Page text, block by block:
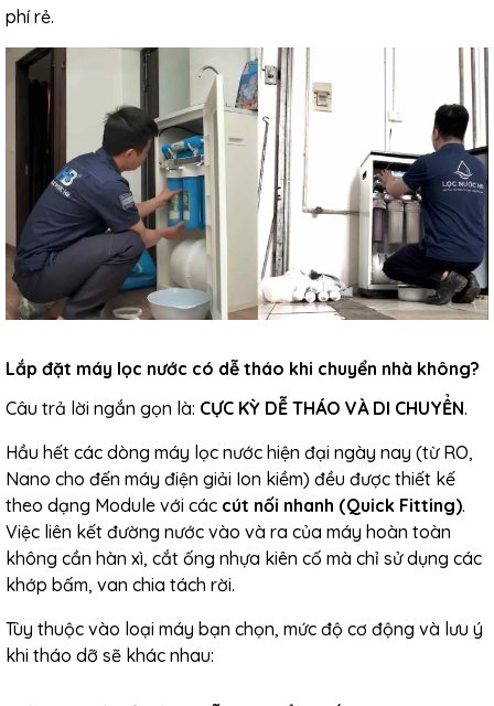
phí rẻ.
Lắp đặt máy lọc nước có dễ tháo khi chuyển nhà không?
Câu trả lời ngắn gọn là: CỰC KỲ DỄ THÁO VÀ DI CHUYỂN.
Hầu hết các dòng máy lọc nước hiện đại ngày nay (từ RO,
Nano cho đến máy điện giải Ion kiềm) đều được thiết kế
theo dạng Module với các cút nối nhanh (Quick Fitting).
Việc liên kết đường nước vào và ra của máy hoàn toàn
không cần hàn xì, cắt ống nhựa kiên cố mà chỉ sử dụng các
khớp bấm, van chia tách rời.
Tùy thuộc vào loại máy bạn chọn, mức độ cơ động và lưu ý
khi tháo dỡ sẽ khác nhau: